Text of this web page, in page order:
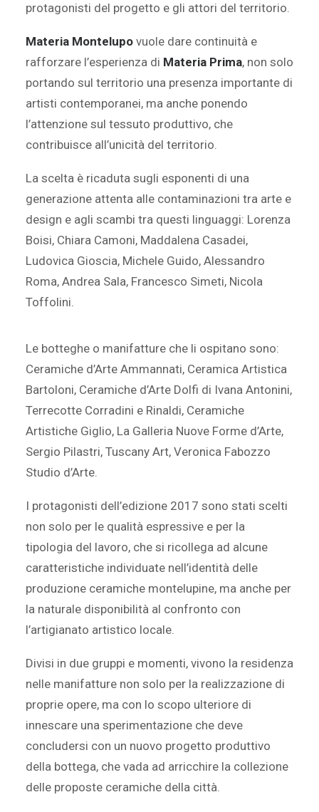
protagonisti del progetto e gli attori del territorio.
Materia Montelupo vuole dare continuità e
rafforzare l’esperienza di Materia Prima, non solo
portando sul territorio una presenza importante di
artisti contemporanei, ma anche ponendo
l’attenzione sul tessuto produttivo, che
contribuisce all’unicità del territorio.
La scelta è ricaduta sugli esponenti di una
generazione attenta alle contaminazioni tra arte e
design e agli scambi tra questi linguaggi: Lorenza
Boisi, Chiara Camoni, Maddalena Casadei,
Ludovica Gioscia, Michele Guido, Alessandro
Roma, Andrea Sala, Francesco Simeti, Nicola
Toffolini.
Le botteghe o manifatture che li ospitano sono:
Ceramiche d’Arte Ammannati, Ceramica Artistica
Bartoloni, Ceramiche d’Arte Dolfi di Ivana Antonini,
Terrecotte Corradini e Rinaldi, Ceramiche
Artistiche Giglio, La Galleria Nuove Forme d’Arte,
Sergio Pilastri, Tuscany Art, Veronica Fabozzo
Studio d’Arte.
I protagonisti dell’edizione 2017 sono stati scelti
non solo per le qualità espressive e per la
tipologia del lavoro, che si ricollega ad alcune
caratteristiche individuate nell’identità delle
produzione ceramiche montelupine, ma anche per
la naturale disponibilità al confronto con
l’artigianato artistico locale.
Divisi in due gruppi e momenti, vivono la residenza
nelle manifatture non solo per la realizzazione di
proprie opere, ma con lo scopo ulteriore di
innescare una sperimentazione che deve
concludersi con un nuovo progetto produttivo
della bottega, che vada ad arricchire la collezione
delle proposte ceramiche della città.